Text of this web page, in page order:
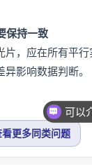
保持一致
片，应在所有平
影响数据判断。
看更多同类问题